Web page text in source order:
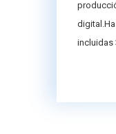
incluidas